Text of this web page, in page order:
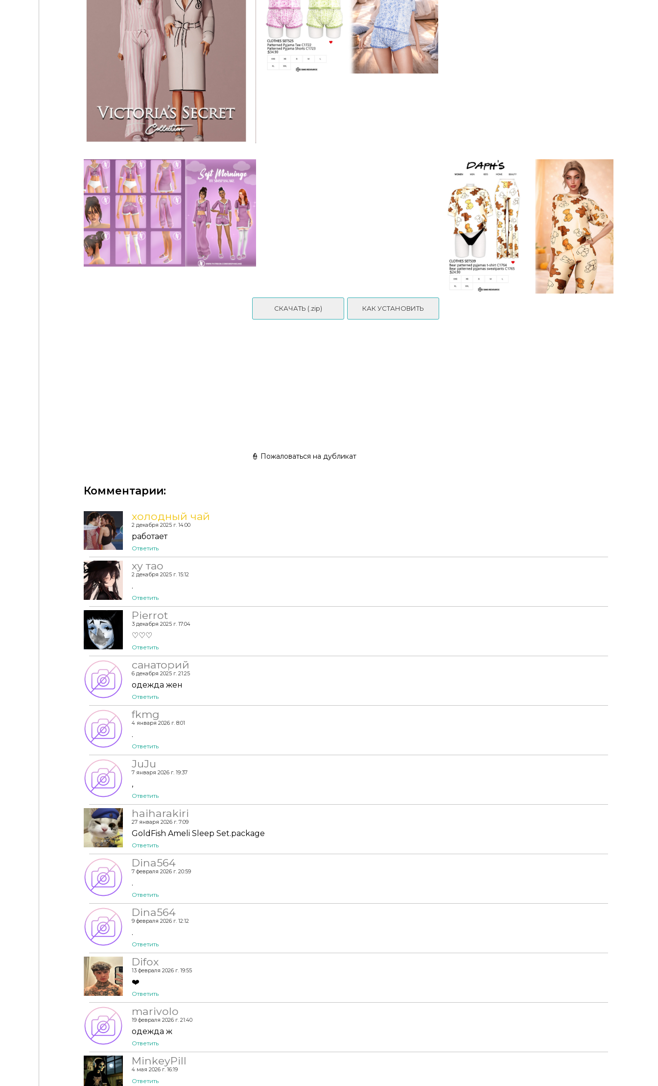
СКАЧАТЬ (.zip) КАК УСТАНОВИТЬ
👮 Пожаловаться на дубликат
Комментарии:
холодный чай
2 декабря 2025 г. 14:00
работает
Ответить
ху тао
2 декабря 2025 г. 15:12
.
Ответить
Pierrot
3 декабря 2025 г. 17:04
♡♡♡
Ответить
санаторий
6 декабря 2025 г. 21:25
одежда жен
Ответить
fkmg
4 января 2026 г. 8:01
.
Ответить
JuJu
7 января 2026 г. 19:37
,
Ответить
haiharakiri
27 января 2026 г. 7:09
GoldFish Ameli Sleep Set.package
Ответить
Dina564
7 февраля 2026 г. 20:59
.
Ответить
Dina564
9 февраля 2026 г. 12:12
.
Ответить
Difox
13 февраля 2026 г. 19:55
❤️
Ответить
marivolo
19 февраля 2026 г. 21:40
одежда ж
Ответить
MinkeyPill
4 мая 2026 г. 16:19
Ответить